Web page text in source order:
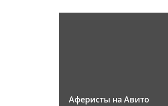
Аферисты на Авито